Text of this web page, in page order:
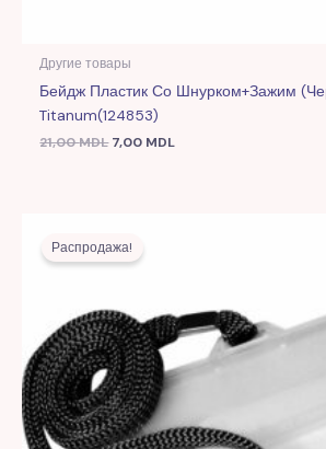
Другие товары
Бейдж Пластик Со Шнурком+зажим
Titanum(124853)
21,00MDL 7,00 MDL
Распродажа!
цена
составляла